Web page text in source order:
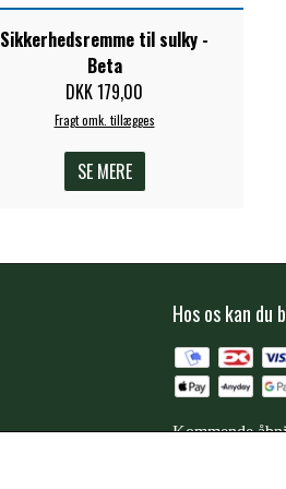
Sikkerhedsremme til sulky -
Beta
DKK 179,00
Fragt omk. tillægges
SE MERE
Hos os kan du
Kommende